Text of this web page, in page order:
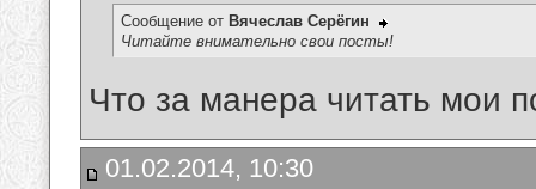
Сообщение от Вячеслав Серёгин
Читайте внимательно свои посты!
Что за манера читать мои
01.02.2014, 10:30